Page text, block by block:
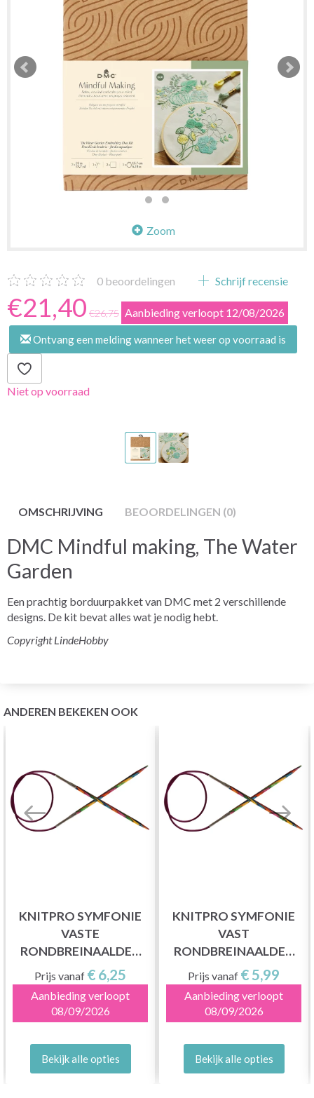
Zoom
0 beoordelingen Schrijf recensie
€21,40 €26,75 Aanbieding verloopt 12/08/2026
Ontvang een melding wanneer het weer op voorraad is
Niet op voorraad
OMSCHRIJVING BEOORDELINGEN (0)
DMC Mindful making, The Water
Garden
Een prachtig borduurpakket van DMC met 2 verschillende
designs. De kit bevat alles wat je nodig hebt.
Copyright LindeHobby
ANDEREN BEKEKEN OOK
KNITPRO SYMFONIE
VASTE
RONDBREINAALDEN
100 CM (2-12.00MM)
Prijs vanaf € 6,25
Aanbieding verloopt
08/09/2026
Bekijk alle opties
KNITPRO SYMFONIE
VAST
RONDBREINAALDEN
80 CM (2.00-12.00MM)
Prijs vanaf € 5,99
Aanbieding verloopt
08/09/2026
Bekijk alle opties